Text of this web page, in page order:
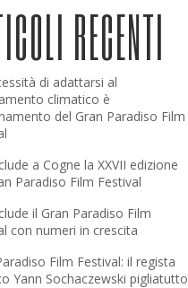
RECENTI
di adattarsi al
climatico è
del Gran Paradiso Film
a Cogne la XXVII edizione
Paradiso Film Festival
il Gran Paradiso Film
con numeri in crescita
Film Festival: il regista
Yann Sochaczewski pigliatutto